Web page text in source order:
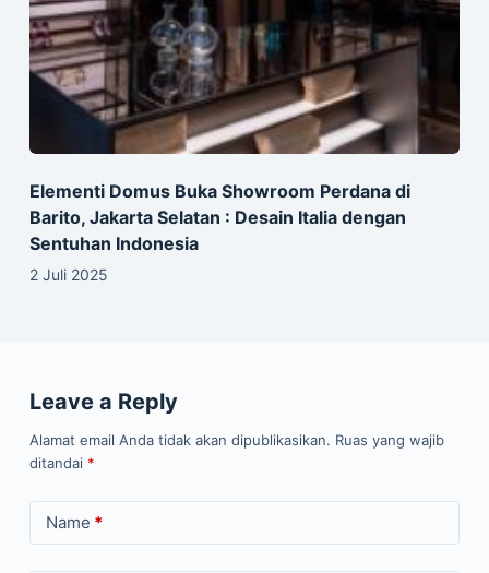
Elementi Domus Buka Showroom Perdana di
Barito, Jakarta Selatan : Desain Italia dengan
Sentuhan Indonesia
2 Juli 2025
Leave a Reply
Alamat email Anda tidak akan dipublikasikan. Ruas yang wajib
ditandai *
Name *